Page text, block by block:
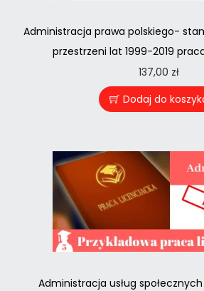
Administracja prawa polskiego-
przestrzeni lat 1999-2019
137,00 zł
Dodaj do
Administracja usług